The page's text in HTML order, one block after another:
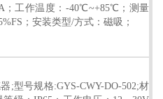
；工作温度：-40℃~+85℃；测量
；安装类型/方式：磁吸；
;型号规格:GYS-CWY-DO-502;材